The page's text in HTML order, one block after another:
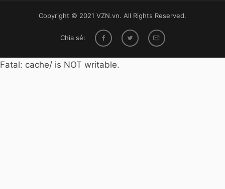
Copyright © 2021 VZN.vn. All Rights Reserved.
Chia sẻ:
Fatal: cache/ is NOT writable.